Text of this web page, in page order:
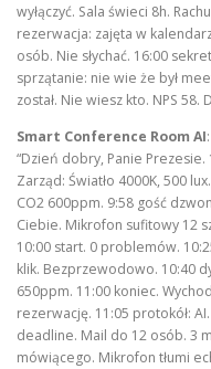
wyłączyć. Sala świeci 8h.
rezerwacja: zajęta w
osób. Nie słychać. 16:00
sprzątanie: nie wie że był
został. Nie wiesz kto. NPS 58.
Smart Conference Room AI
“Dzień dobry, Panie Prezesie.
Zarząd: Światło 4000K, 500
CO2 600ppm. 9:58 gość
Ciebie. Mikrofon sufitowy 12
10:00 start. 0 problemów.
klik. Bezprzewodowo. 10:40
650ppm. 11:00 koniec.
rezerwację. 11:05 protokół:
deadline. Mail do 12 osób. 3
mówiącego. Mikrofon tłumi